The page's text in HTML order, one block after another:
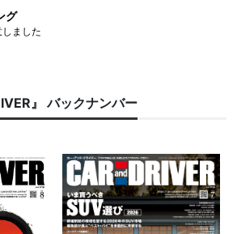
グ
ました
』 バックナンバー